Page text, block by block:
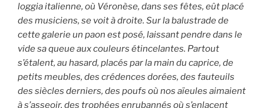
loggia italienne, où Véronèse, dans ses fêtes, eût placé
des musiciens, se voit à droite. Sur la balustrade de
cette galerie un paon est posé, laissant pendre dans le
vide sa queue aux couleurs étincelantes. Partout
s’étalent, au hasard, placés par la main du caprice, de
petits meubles, des crédences dorées, des fauteuils
des siècles derniers, des poufs où nos aïeules aimaient
à s’asseoir, des trophées enrubannés où s’enlacent